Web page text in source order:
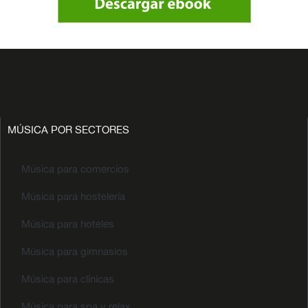
MÚSICA POR SECTORES
Música para comercios
Música para hostelería
Música para hoteles
Música para gimnasios
Música para clínicas